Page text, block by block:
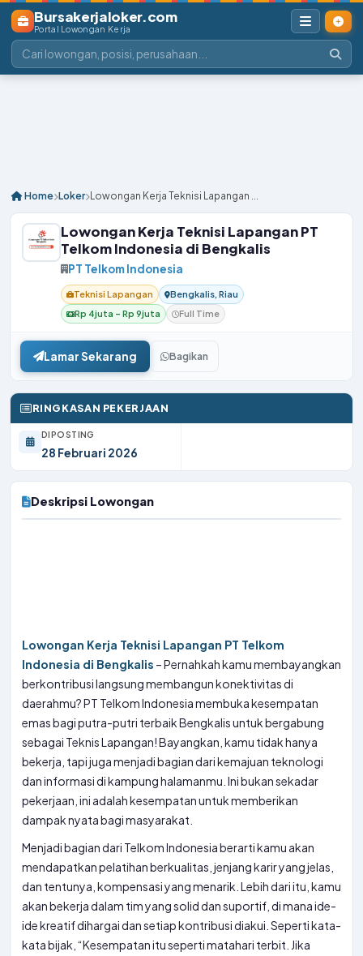
Bursakerjaloker.com
Portal Lowongan Kerja
Home Loker Lowongan Kerja Teknisi Lapangan ...
Lowongan Kerja Teknisi Lapangan PT
Telkom Indonesia di Bengkalis
PT Telkom Indonesia
Teknisi Lapangan
Bengkalis, Riau
Rp 4juta – Rp 9juta
Full Time
Lamar Sekarang Bagikan
RINGKASAN PEKERJAAN
DIPOSTING
28 Februari 2026
Deskripsi Lowongan
Lowongan Kerja Teknisi Lapangan PT Telkom
Indonesia di Bengkalis – Pernahkah kamu membayangkan
berkontribusi langsung membangun konektivitas di
daerahmu? PT Telkom Indonesia membuka kesempatan
emas bagi putra-putri terbaik Bengkalis untuk bergabung
sebagai Teknis Lapangan! Bayangkan, kamu tidak hanya
bekerja, tapi juga menjadi bagian dari kemajuan teknologi
dan informasi di kampung halamanmu. Ini bukan sekadar
pekerjaan, ini adalah kesempatan untuk memberikan
dampak nyata bagi masyarakat.
Menjadi bagian dari Telkom Indonesia berarti kamu akan
mendapatkan pelatihan berkualitas, jenjang karir yang jelas,
dan tentunya, kompensasi yang menarik. Lebih dari itu, kamu
akan bekerja dalam tim yang solid dan suportif, di mana ide-
ide kreatif dihargai dan setiap kontribusi diakui. Seperti kata-
kata bijak, “Kesempatan itu seperti matahari terbit. Jika